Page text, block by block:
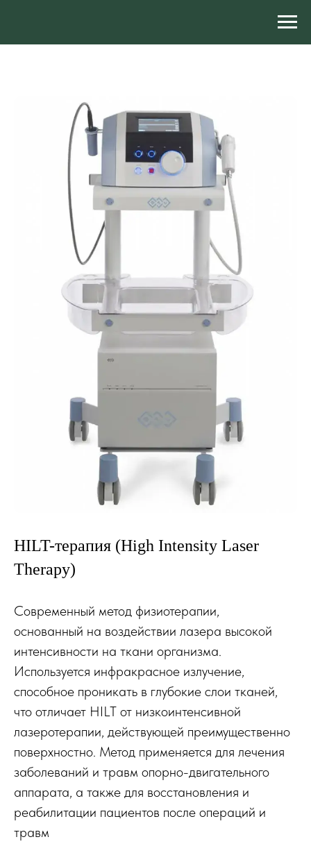
HILT-терапия (High Intensity Laser
Therapy)
Современный метод физиотерапии,
основанный на воздействии лазера высокой
интенсивности на ткани организма.
Используется инфракрасное излучение,
способное проникать в глубокие слои тканей,
что отличает HILT от низкоинтенсивной
лазеротерапии, действующей преимущественно
поверхностно. Метод применяется для лечения
заболеваний и травм опорно-двигательного
аппарата, а также для восстановления и
реабилитации пациентов после операций и
травм